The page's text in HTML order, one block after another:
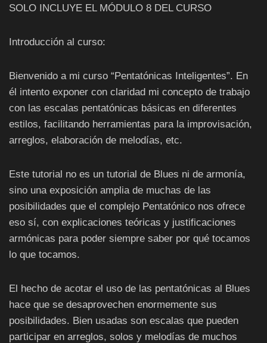
SOLO INCLUYE EL MÓDULO 8 DEL CURSO
Introducción al curso:
Bienvenido a mi curso “Pentatónicas Inteligentes”. En
él intento exponer con claridad mi concepto de trabajo
con las escalas pentatónicas básicas en diferentes
estilos, facilitando herramientas para la improvisación,
arreglos, elaboración de melodías, etc.
Este tutorial no es un tutorial de Blues ni de armonía,
sino una exposición amplia de muchas de las
posibilidades que el complejo Pentatónico nos ofrece
eso sí, con explicaciones teóricas y justificaciones
armónicas para poder siempre saber por qué tocamos
lo que tocamos.
El hecho de acotar el uso de las pentatónicas al Blues
hace que se desaprovechen enormemente sus
posibilidades. Bien usadas son escalas que pueden
participar en arreglos, solos y melodías de muchos